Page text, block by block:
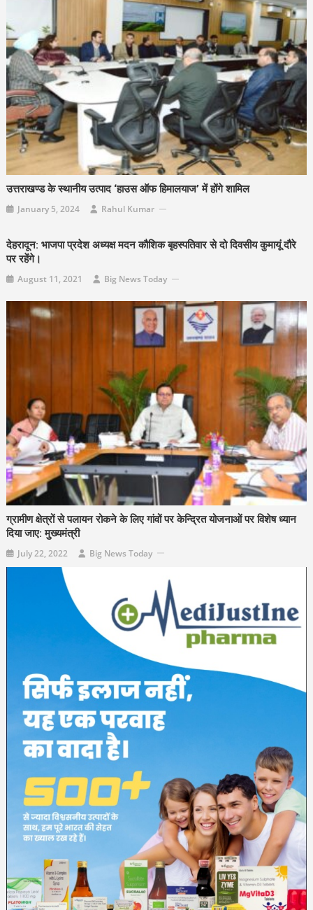
उत्तराखण्ड के स्थानीय उत्पाद ‘हाउस ऑफ हिमालयाज’ में होंगे शामिल
January 5, 2024 Rahul Kumar
देहरादून: भाजपा प्रदेश अध्यक्ष मदन कौशिक बृहस्पतिवार से दो दिवसीय कुमायूं दौरे
पर रहेंगे।
August 11, 2021 Big News Today
ग्रामीण क्षेत्रों से पलायन रोकने के लिए गांवों पर केन्द्रित योजनाओं पर विशेष ध्यान
दिया जाए: मुख्यमंत्री
July 22, 2022 Big News Today